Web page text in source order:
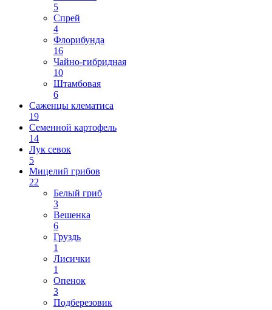
5
Спрей
4
Флорибунда
16
Чайно-гибридная
10
Штамбовая
6
Саженцы клематиса
19
Семенной картофель
14
Лук севок
5
Мицелий грибов
22
Белый гриб
3
Вешенка
6
Груздь
1
Лисички
1
Опенок
3
Подберезовик